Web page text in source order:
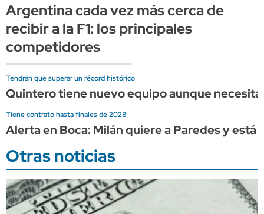
Argentina cada vez más cerca de
recibir a la F1: los principales
competidores
Tendrán que superar un récord histórico
Quintero tiene nuevo equipo aunque
Tiene contrato hasta finales de 2028
Alerta en Boca: Milán quiere a Paredes y está
Otras noticias